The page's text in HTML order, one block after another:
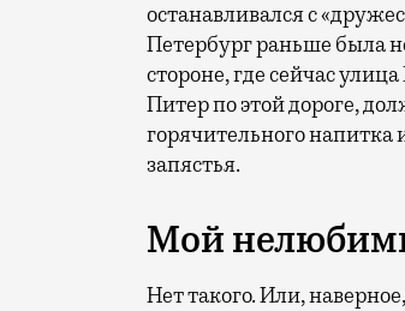
останавливался с
Петербург раньше была
стороне, где сейчас
Питер по этой дороге,
горячительного напитка
запястья.
Мой
Нет такого. Или,